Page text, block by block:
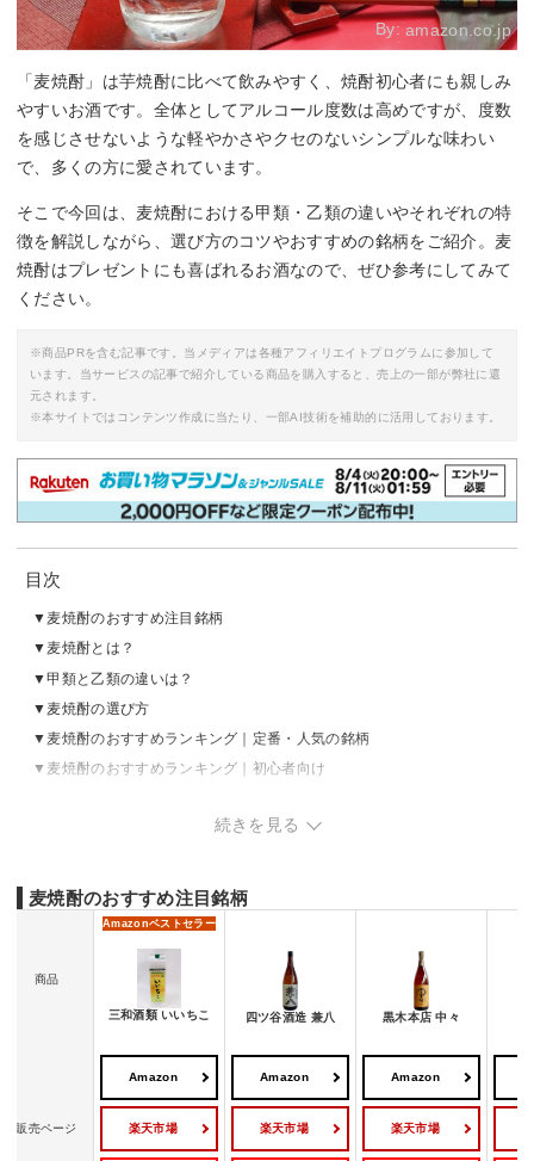
By:amazon.co.jp
「麦焼酎」は芋焼酎に比べて飲みやすく、焼酎初心者にも親しみ
やすいお酒です。全体としてアルコール度数は高めですが、度数
を感じさせないような軽やかさやクセのないシンプルな味わい
で、多くの方に愛されています。
そこで今回は、麦焼酎における甲類・乙類の違いやそれぞれの特
徴を解説しながら、選び方のコツやおすすめの銘柄をご紹介。麦
焼酎はプレゼントにも喜ばれるお酒なので、ぜひ参考にしてみて
ください。
※商品PRを含む記事です。当メディアは各種アフィリエイトプログラムに参加して
います。当サービスの記事で紹介している商品を購入すると、売上の一部が弊社に還
元されます。
※本サイトではコンテンツ作成に当たり、一部AI技術を補助的に活用しております。
目次
麦焼酎のおすすめ注目銘柄
麦焼酎とは？
甲類と乙類の違いは？
麦焼酎の選び方
麦焼酎のおすすめランキング｜定番・人気の銘柄
麦焼酎のおすすめランキング｜初心者向け
麦焼酎の売れ筋ランキングをチェック
続きを見る
麦焼酎のおすすめ注目銘柄
商品
Amazonベストセラー
三和酒類 いいちこ 四ツ谷酒造 兼八 黒木本店 中々
販売ページ
Amazon
楽天市場
Amazon
楽天市場
Amazon
楽天市場